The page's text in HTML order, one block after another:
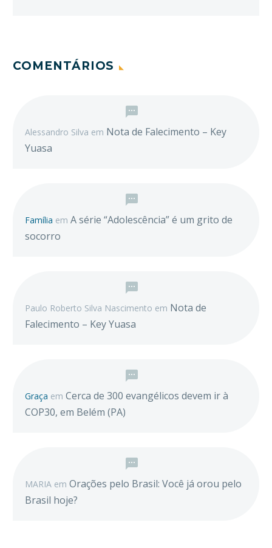
COMENTÁRIOS
Alessandro Silva em Nota de Falecimento – Key
Yuasa
Família em A série “Adolescência” é um grito de
socorro
Paulo Roberto Silva Nascimento em Nota de
Falecimento – Key Yuasa
Graça em Cerca de 300 evangélicos devem ir à
COP30, em Belém (PA)
MARIA em Orações pelo Brasil: Você já orou pelo
Brasil hoje?